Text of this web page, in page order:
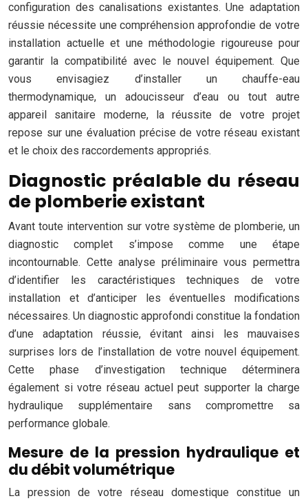
configuration des canalisations existantes. Une adaptation
réussie nécessite une compréhension approfondie de votre
installation actuelle et une méthodologie rigoureuse pour
garantir la compatibilité avec le nouvel équipement. Que
vous envisagiez d’installer un chauffe-eau
thermodynamique, un adoucisseur d’eau ou tout autre
appareil sanitaire moderne, la réussite de votre projet
repose sur une évaluation précise de votre réseau existant
et le choix des raccordements appropriés.
Diagnostic préalable du réseau
de plomberie existant
Avant toute intervention sur votre système de plomberie, un
diagnostic complet s’impose comme une étape
incontournable. Cette analyse préliminaire vous permettra
d’identifier les caractéristiques techniques de votre
installation et d’anticiper les éventuelles modifications
nécessaires. Un diagnostic approfondi constitue la fondation
d’une adaptation réussie, évitant ainsi les mauvaises
surprises lors de l’installation de votre nouvel équipement.
Cette phase d’investigation technique déterminera
également si votre réseau actuel peut supporter la charge
hydraulique supplémentaire sans compromettre sa
performance globale.
Mesure de la pression hydraulique et
du débit volumétrique
La pression de votre réseau domestique constitue un